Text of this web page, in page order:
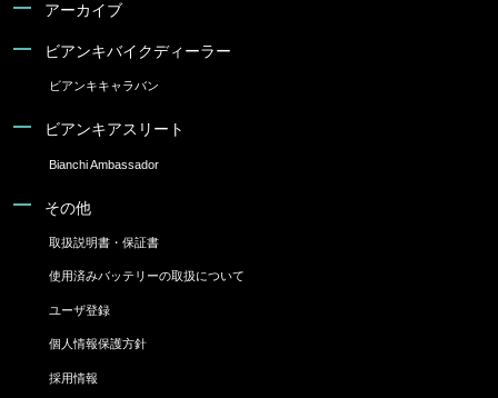
アーカイブ
ビアンキバイクディーラー
ビアンキキャラバン
ビアンキアスリート
Bianchi Ambassador
その他
取扱説明書・保証書
使用済みバッテリーの取扱について
ユーザ登録
個人情報保護方針
採用情報